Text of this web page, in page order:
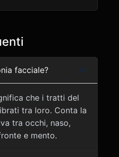
facciale?
che i tratti del
tra loro. Conta la
tra occhi, naso,
e mento.